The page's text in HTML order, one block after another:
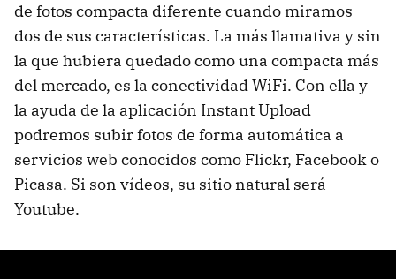
de fotos compacta diferente cuando miramos
dos de sus características. La más llamativa y sin
la que hubiera quedado como una compacta más
del mercado, es la conectividad WiFi. Con ella y
la ayuda de la aplicación Instant Upload
podremos subir fotos de forma automática a
servicios web conocidos como Flickr, Facebook o
Picasa. Si son vídeos, su sitio natural será
Youtube.